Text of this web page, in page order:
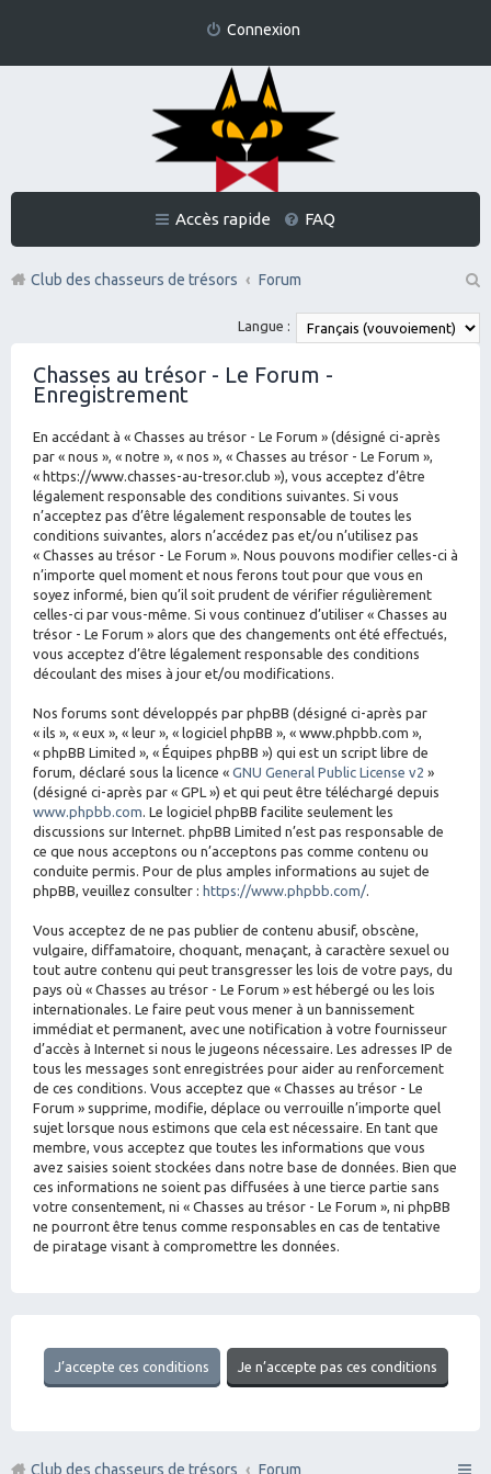
Connexion
Accès rapide FAQ
Club des chasseurs de trésors
Forum
Re
ch
Langue :
Chasses au trésor - Le Forum -
Enregistrement
En accédant à « Chasses au trésor - Le Forum » (désigné ci-après
par « nous », « notre », « nos », « Chasses au trésor - Le Forum »,
« https://www.chasses-au-tresor.club »), vous acceptez d’être
légalement responsable des conditions suivantes. Si vous
n’acceptez pas d’être légalement responsable de toutes les
conditions suivantes, alors n’accédez pas et/ou n’utilisez pas
« Chasses au trésor - Le Forum ». Nous pouvons modifier celles-ci à
n’importe quel moment et nous ferons tout pour que vous en
soyez informé, bien qu’il soit prudent de vérifier régulièrement
celles-ci par vous-même. Si vous continuez d’utiliser « Chasses au
trésor - Le Forum » alors que des changements ont été effectués,
vous acceptez d’être légalement responsable des conditions
découlant des mises à jour et/ou modifications.
Nos forums sont développés par phpBB (désigné ci-après par
« ils », « eux », « leur », « logiciel phpBB », « www.phpbb.com »,
« phpBB Limited », « Équipes phpBB ») qui est un script libre de
forum, déclaré sous la licence « GNU General Public License v2 »
(désigné ci-après par « GPL ») et qui peut être téléchargé depuis
www.phpbb.com. Le logiciel phpBB facilite seulement les
discussions sur Internet. phpBB Limited n’est pas responsable de
ce que nous acceptons ou n’acceptons pas comme contenu ou
conduite permis. Pour de plus amples informations au sujet de
phpBB, veuillez consulter : https://www.phpbb.com/.
Vous acceptez de ne pas publier de contenu abusif, obscène,
vulgaire, diffamatoire, choquant, menaçant, à caractère sexuel ou
tout autre contenu qui peut transgresser les lois de votre pays, du
pays où « Chasses au trésor - Le Forum » est hébergé ou les lois
internationales. Le faire peut vous mener à un bannissement
immédiat et permanent, avec une notification à votre fournisseur
d’accès à Internet si nous le jugeons nécessaire. Les adresses IP de
tous les messages sont enregistrées pour aider au renforcement
de ces conditions. Vous acceptez que « Chasses au trésor - Le
Forum » supprime, modifie, déplace ou verrouille n’importe quel
sujet lorsque nous estimons que cela est nécessaire. En tant que
membre, vous acceptez que toutes les informations que vous
avez saisies soient stockées dans notre base de données. Bien que
ces informations ne soient pas diffusées à une tierce partie sans
votre consentement, ni « Chasses au trésor - Le Forum », ni phpBB
ne pourront être tenus comme responsables en cas de tentative
de piratage visant à compromettre les données.
Club des chasseurs de trésors Forum